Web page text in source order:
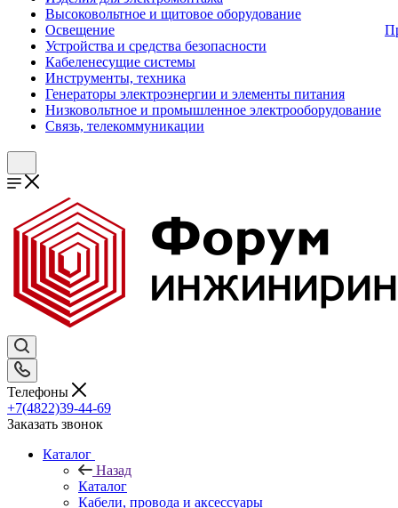
Высоковольтное и щитовое оборудование
Освещение
Устройства и средства безопасности
Кабеленесущие системы
Инструменты, техника
Генераторы электроэнергии и элементы питания
Низковольтное и промышленное электрооборудование
Связь, телекоммуникации
Телефоны
+7(4822)39-44-69
Заказать звонок
Каталог
Назад
Каталог
Кабели, провода и аксессуары